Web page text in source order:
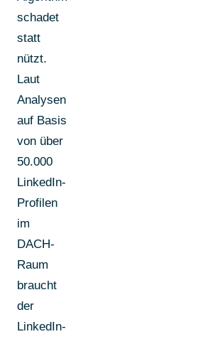
schadet
statt
nützt.
Laut
Analysen
auf Basis
von über
50.000
LinkedIn-
Profilen
im
DACH-
Raum
braucht
der
LinkedIn-